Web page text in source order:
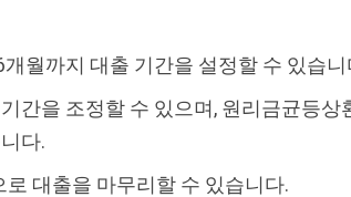
월까지 대출 기간을 설정할 수 있습니
간을 조정할 수 있으며, 원리금균등상
다.
대출을 마무리할 수 있습니다.